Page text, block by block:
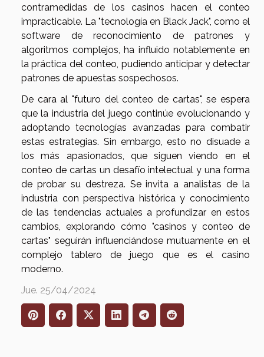
contramedidas de los casinos hacen el conteo
impracticable. La "tecnología en Black Jack", como el
software de reconocimiento de patrones y
algoritmos complejos, ha influido notablemente en
la práctica del conteo, pudiendo anticipar y detectar
patrones de apuestas sospechosos.
De cara al "futuro del conteo de cartas", se espera
que la industria del juego continúe evolucionando y
adoptando tecnologías avanzadas para combatir
estas estrategias. Sin embargo, esto no disuade a
los más apasionados, que siguen viendo en el
conteo de cartas un desafío intelectual y una forma
de probar su destreza. Se invita a analistas de la
industria con perspectiva histórica y conocimiento
de las tendencias actuales a profundizar en estos
cambios, explorando cómo "casinos y conteo de
cartas" seguirán influenciándose mutuamente en el
complejo tablero de juego que es el casino
moderno.
Jue. 25/04/2024